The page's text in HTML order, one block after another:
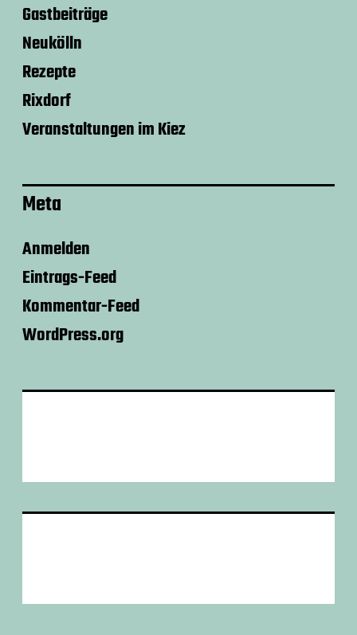
Gastbeiträge
Neukölln
Rezepte
Rixdorf
Veranstaltungen im Kiez
Meta
Anmelden
Eintrags-Feed
Kommentar-Feed
WordPress.org